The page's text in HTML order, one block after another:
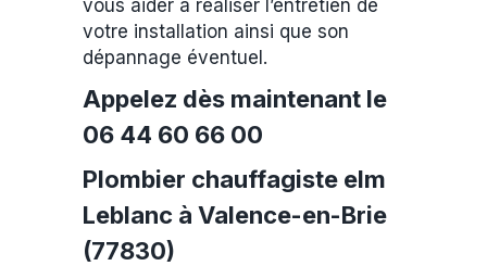
vous aider à réaliser l’entretien de
votre installation ainsi que son
dépannage éventuel.
Appelez dès maintenant le
06 44 60 66 00
Plombier chauffagiste elm
Leblanc à Valence-en-Brie
(77830)